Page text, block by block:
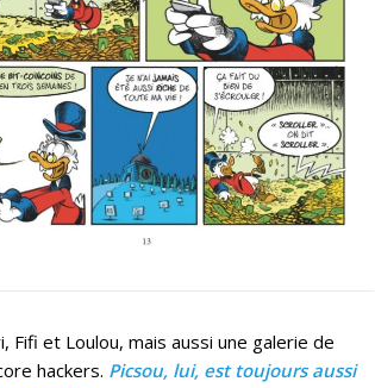
Fifi et Loulou, mais aussi une galerie de
hackers. Picsou, lui, est toujours aussi